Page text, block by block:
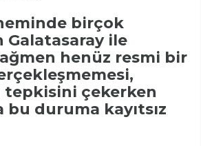
birçok
ile
henüz resmi bir
tepkisini çekerken
bu duruma kayıtsız